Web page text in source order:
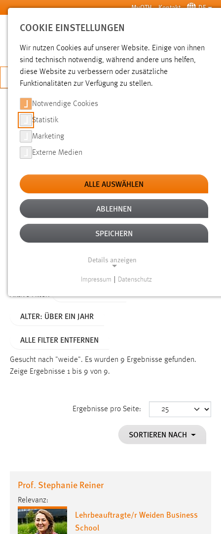
Zum Hauptinhalt springen MyOTH Kontakt DE
SUCHE
JETZT BEWERBEN
SUCHE
FILTER
Typ
Erstellungsdatum
Alter
Aktive Filter:
ALTER: ÜBER EIN JAHR
ALLE FILTER ENTFERNEN
Gesucht nach "weide". Es wurden 9 Ergebnisse gefunden.
Zeige Ergebnisse 1 bis 9 von 9.
Ergebnisse pro Seite:
SORTIEREN NACH
Prof. Stephanie Reiner
Relevanz:
Lehrbeauftragte/r Weiden Business
School
COOKIE EINSTELLUNGEN
Wir nutzen Cookies auf unserer Website. Einige von ihnen
sind technisch notwendig, während andere uns helfen,
diese Website zu verbessern oder zusätzliche
Funktionalitäten zur Verfügung zu stellen.
Notwendige Cookies
Statistik
Marketing
Externe Medien
ALLE AUSWÄHLEN
ABLEHNEN
SPEICHERN
Details anzeigen
Funktionen und sind für die einwandfreie Funktion der
Name:
Dieser Cookie speichert die ausgewählten Einverständnis-
Performance
Name:
staticfilecache
Zweck:
Impressum Datenschutz